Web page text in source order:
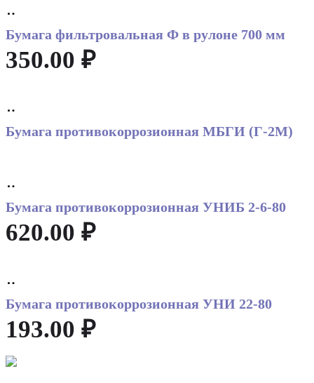
cart
Бумага фильтровальная Ф в рулоне 700 мм
350.00 ₽
Бумага противокоррозионная МБГИ (Г-2М)
cart
Бумага противокоррозионная УНИБ 2-6-80
620.00 ₽
cart
Бумага противокоррозионная УНИ 22-80
193.00 ₽